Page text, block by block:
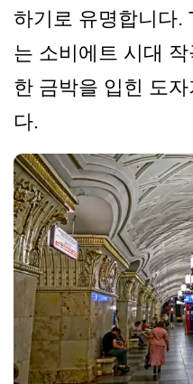
하기로 유명합니다.
는 소비에트 시대
한 금박을 입힌 도
다.